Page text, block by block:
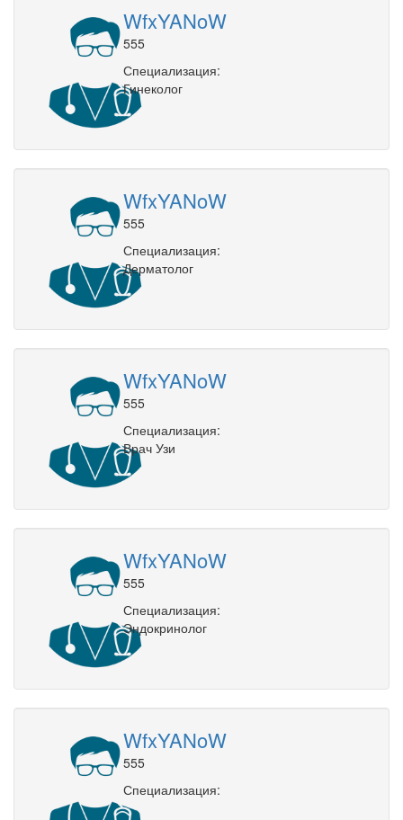
WfxYANoW
555
Специализация:
Гинеколог
WfxYANoW
555
Специализация:
Дерматолог
WfxYANoW
555
Специализация:
Врач Узи
WfxYANoW
555
Специализация:
Эндокринолог
WfxYANoW
555
Специализация: